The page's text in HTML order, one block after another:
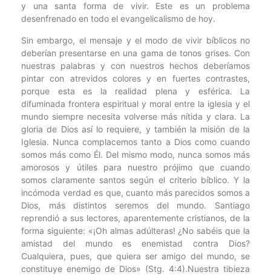
y una santa forma de vivir. Este es un problema
desenfrenado en todo el evangelicalismo de hoy.
Sin embargo, el mensaje y el modo de vivir bíblicos no
deberían presentarse en una gama de tonos grises. Con
nuestras palabras y con nuestros hechos deberíamos
pintar con atrevidos colores y en fuertes contrastes,
porque esta es la realidad plena y esférica. La
difuminada frontera espiritual y moral entre la iglesia y el
mundo siempre necesita volverse más nítida y clara. La
gloria de Dios así lo requiere, y también la misión de la
Iglesia. Nunca complacemos tanto a Dios como cuando
somos más como Él. Del mismo modo, nunca somos más
amorosos y útiles para nuestro prójimo que cuando
somos claramente santos según el criterio bíblico. Y la
incómoda verdad es que, cuanto más parecidos somos a
Dios, más distintos seremos del mundo. Santiago
reprendió a sus lectores, aparentemente cristianos, de la
forma siguiente: «¡Oh almas adúlteras! ¿No sabéis que la
amistad del mundo es enemistad contra Dios?
Cualquiera, pues, que quiera ser amigo del mundo, se
constituye enemigo de Dios» (Stg. 4:4).Nuestra tibieza